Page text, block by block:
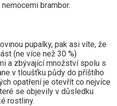
brambor.
pupalky, pak asi víte, že
(ne více než 30 %)
a zbývající množství spolu s
v tloušťku půdy do příštího
opatření je otevřít co nejvíce
se objevily v důsledku
rostliny.